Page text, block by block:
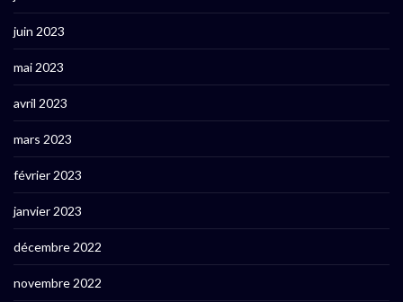
juin 2023
mai 2023
avril 2023
mars 2023
février 2023
janvier 2023
décembre 2022
novembre 2022